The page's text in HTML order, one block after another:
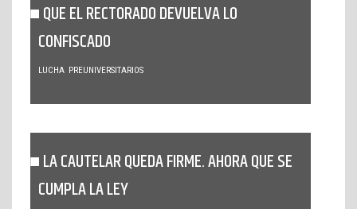
QUE EL RECTORADO DEVUELVA LO
CONFISCADO
LUCHA PREUNIVERSITARIOS
LA CAUTELAR QUEDA FIRME. AHORA QUE SE
CUMPLA LA LEY